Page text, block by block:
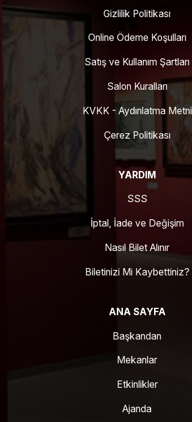
Gizlilik Politikası
Online Ödeme Koşulları
Satış ve Kullanım Şartları
Salon Kuralları
KVKK - Aydınlatma Metni
Çerez Politikası
YARDIM
SSS
İptal, İade ve Değişim
Nasıl Bilet Alınır
Biletinizi Mi Kaybettiniz?
ANA SAYFA
Başkandan
Mekanlar
Etkinlikler
Ajanda